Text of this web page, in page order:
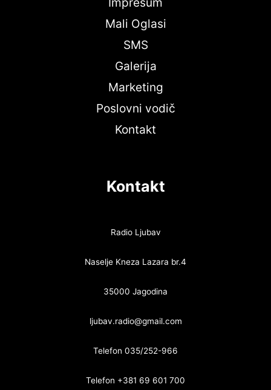
Mali Oglasi
SMS
Galerija
Marketing
Poslovni vodič
Kontakt
Kontakt
Radio Ljubav
Naselje Kneza Lazara br.4
35000 Jagodina
ljubav.radio@gmail.com
Telefon 035/252-966
Telefon +381 69 601 700